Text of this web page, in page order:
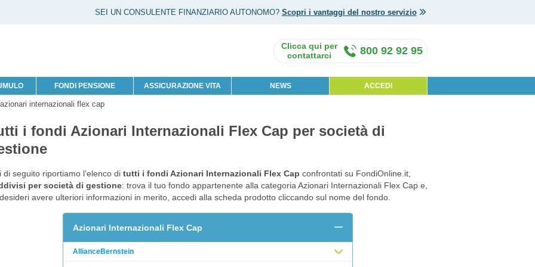
SEI UN CONSULENTE FINANZIARIO AUTONOMO? Scopri i vantaggi del nostro servizio
FONDI PENSIONE ASSICURAZIONE VITA NEWS ACCEDI
800 92 92 95
internazionali flex cap
i fondi Azionari Internazionali Flex Cap per società di
di seguito riportiamo l’elenco di tutti i fondi Azionari Internazionali Flex Cap confrontati su FondiOnline.it,
per società di gestione: trova il tuo fondo appartenente alla categoria Azionari Internazionali Flex Cap e,
avere ulteriori informazioni in merito, accedi alla scheda prodotto cliccando sul nome del fondo.
Azionari Internazionali Flex Cap
AllianceBernstein